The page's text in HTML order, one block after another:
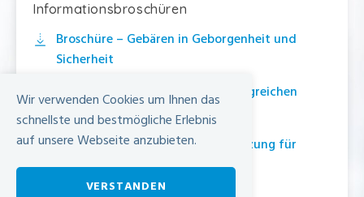
Informationsbroschüren
Broschüre – Gebären in Geborgenheit und
Sicherheit
Broschüre – 10 Schritte zum erfolgreichen
Stillen
Broschüre – Bewegungsunterstützung für
Neugeborene
Wir verwenden Cookies um Ihnen das
schnellste und bestmögliche Erlebnis
auf unsere Webseite anzubieten.
VERSTANDEN